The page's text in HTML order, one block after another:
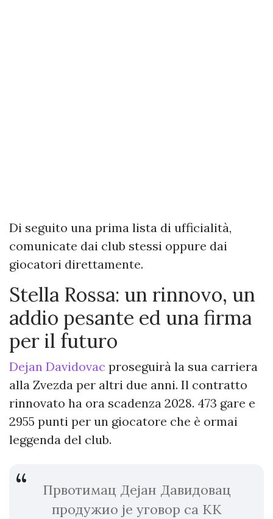
Di seguito una prima lista di ufficialità,
comunicate dai club stessi oppure dai
giocatori direttamente.
Stella Rossa: un rinnovo, un
addio pesante ed una firma
per il futuro
Dejan Davidovac proseguirà la sua carriera
alla Zvezda per altri due anni. Il contratto
rinnovato ha ora scadenza 2028. 473 gare e
2955 punti per un giocatore che è ormai
leggenda del club.
Првотимац Дејан Давидовац
продужио је уговор са КК